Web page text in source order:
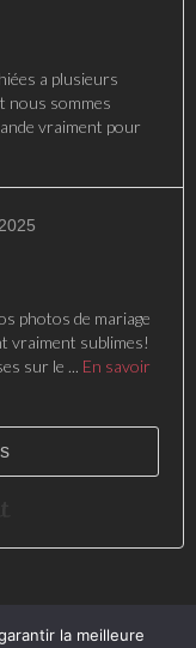
a plusieurs
nous sommes
vraiment pour
photos de mariage
vraiment sublimes!
sur le ... En savoir
la meilleure